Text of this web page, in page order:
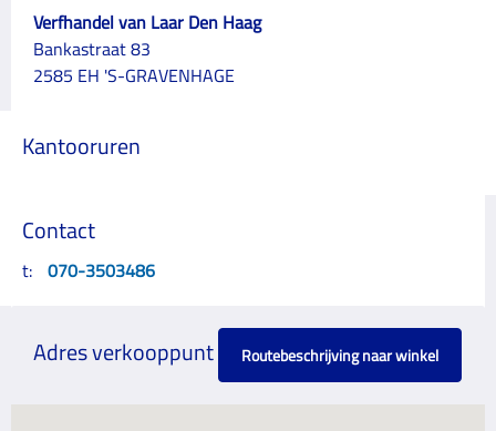
Verfhandel van Laar Den Haag
Bankastraat 83
2585 EH 'S-GRAVENHAGE
Kantooruren
Contact
t: 070-3503486
Adres verkooppunt Routebeschrijving naar winkel